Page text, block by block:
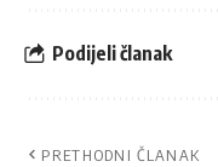
Podijeli članak
PRETHODNI ČLANAK